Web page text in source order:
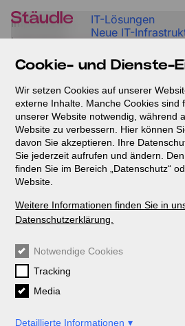
Cookie- und Dienste-
Wir setzen Cookies auf unserer
externe Inhalte. Manche Cookies sind
unserer Website notwendig, während
Website zu verbessern. Hier können
davon Sie akzeptieren. Ihre
Sie jederzeit aufrufen und ändern.
finden Sie im Bereich „Datenschutz“
Website.
Weitere Informationen finden Sie in
Datenschutzerklärung.
Notwendige Cookies
Tracking
Media
Detaillierte Informationen
zum
IT-Lösungen
Neue IT-
Ganzheitliche IT-
Individuelle IT-
Büro-Lösungen
Neues Büro
Büro
New Work
Referenzen
Karriere
Über uns
Blog
AGB
Datenschutz
Impressum
Impressum
Impressum